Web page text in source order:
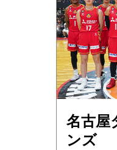
名古屋
ンズ